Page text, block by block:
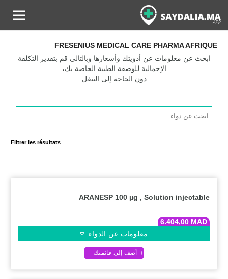
FRESENIUS MEDICAL CARE PHARMA AFRIQUE
ابحث عن معلومات عن أدويتك وأسعارها وبالتالي قم بتقدير التكلفة
الإجمالية للوصفة الطبية الخاصة بك،
دون الحاجة إلى التنقل
Products
search
Filtrer les résultats
ARANESP 100 µg , Solution injectable
6.404,00 MAD
معلومات عن الدواء